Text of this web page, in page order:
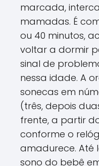
marcada,
mamadas. É
ou 40 minutos,
voltar a dormir
sinal de
nessa idade. A
sonecas em
(três, depois
frente, a partir
conforme o
amadurece. Até
sono do bebê